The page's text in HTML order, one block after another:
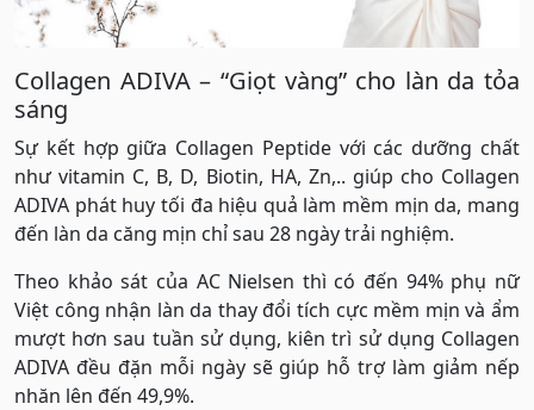
Collagen ADIVA – “Giọt vàng” cho làn da tỏa
sáng
Sự kết hợp giữa Collagen Peptide với các dưỡng chất
như vitamin C, B, D, Biotin, HA, Zn,.. giúp cho Collagen
ADIVA phát huy tối đa hiệu quả làm mềm mịn da, mang
đến làn da căng mịn chỉ sau 28 ngày trải nghiệm.
Theo khảo sát của AC Nielsen thì có đến 94% phụ nữ
Việt công nhận làn da thay đổi tích cực mềm mịn và ẩm
mượt hơn sau tuần sử dụng, kiên trì sử dụng Collagen
ADIVA đều đặn mỗi ngày sẽ giúp hỗ trợ làm giảm nếp
nhăn lên đến 49,9%.